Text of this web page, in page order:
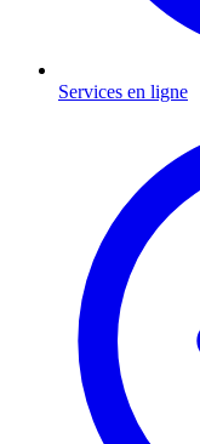
Services en ligne